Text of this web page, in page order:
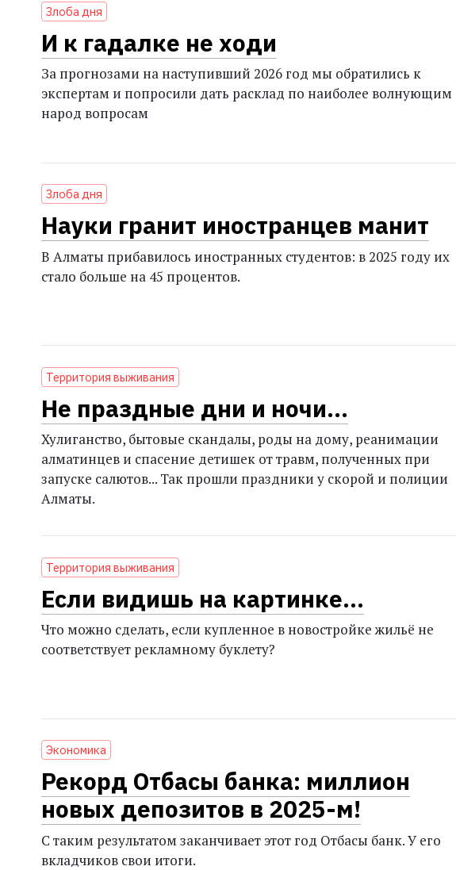
Злоба дня
И к гадалке не ходи
За прогнозами на наступивший 2026 год мы обратились к
экспертам и попросили дать расклад по наиболее волнующим
народ вопросам
Злоба дня
Науки гранит иностранцев манит
В Алматы прибавилось иностранных студентов: в 2025 году их
стало больше на 45 процентов.
Территория выживания
Не праздные дни и ночи…
Хулиганство, бытовые скандалы, роды на дому, реанимации
алматинцев и спасение детишек от травм, полученных при
запуске салютов... Так прошли праздники у скорой и полиции
Алматы.
Территория выживания
Если видишь на картинке…
Что можно сделать, если купленное в новостройке жильё не
соответствует рекламному буклету?
Экономика
Рекорд Отбасы банка: миллион
новых депозитов в 2025-м!
С таким результатом заканчивает этот год Отбасы банк. У его
вкладчиков свои итоги.